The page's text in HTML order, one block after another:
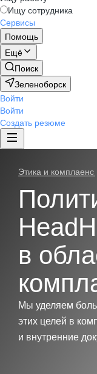
Ищу сотрудника
Сервисы
Помощь
Ещё
Поиск
Зеленоборск
Войти
Войти
Создать резюме
Этика и комплаенс
в
Мы уделяем
этих целей в
и внутренние